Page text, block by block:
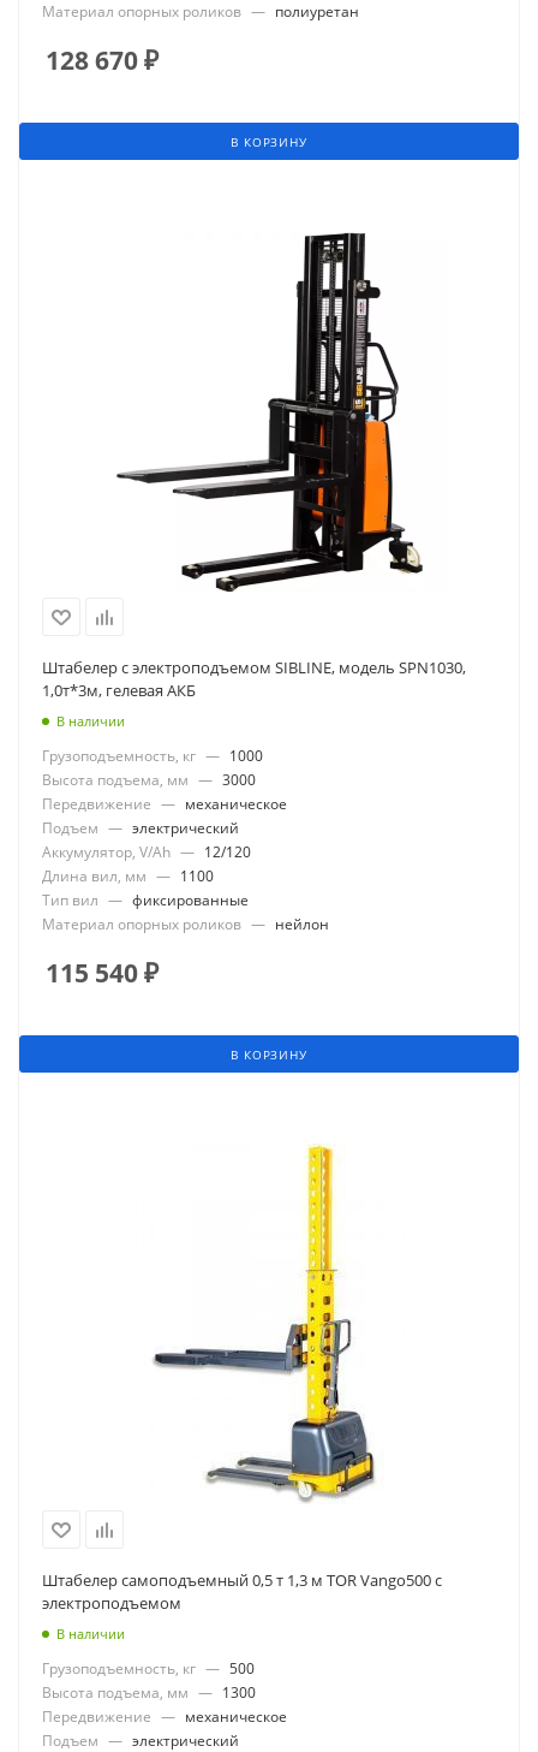
Материал опорных роликов — полиуретан
128 670₽
В КОРЗИНУ
Штабелер с электроподъемом SIBLINE, модель SPN1030,
1,0т*3м, гелевая АКБ
В наличии
Грузоподъемность, кг — 1000
Высота подъема, мм — 3000
Передвижение — механическое
Подъем — электрический
Аккумулятор, V/Ah — 12/120
Длина вил, мм — 1100
Тип вил — фиксированные
Материал опорных роликов — нейлон
115 540₽
В КОРЗИНУ
Штабелер самоподъемный 0,5 т 1,3 м TOR Vango500 с
электроподъемом
В наличии
Грузоподъемность, кг — 500
Высота подъема, мм — 1300
Передвижение — механическое
Подъем — электрический